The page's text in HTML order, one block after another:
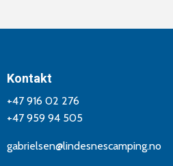
Kontakt
+47 916 02 276
+47 959 94 505
gabrielsen@lindesnescamping.no